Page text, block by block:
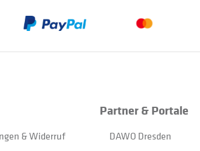
& Widerruf
Partner & Portale
DAWO Dresden